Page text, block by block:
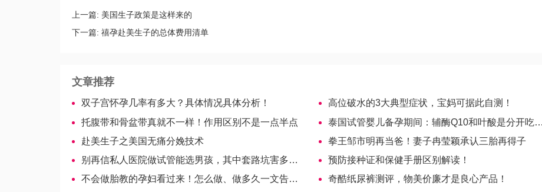
上一篇: 美国生子政策是这样来的
下一篇: 禧孕赴美生子的总体费用清单
文章推荐
双子宫怀孕几率有多大？具体情况具体分析！
高位破水的3大典型症状，宝妈可据此自测！
托腹带和骨盆带真就不一样！作用区别不是一点半点
泰国试管婴儿备孕期间：辅酶Q10和叶酸是分开吃吗？
赴美生子之美国无痛分娩技术
拳王邹市明再当爸！妻子冉莹颖承认三胎再得子
别再信私人医院做试管能选男孩，其中套路坑害多个家庭
预防接种证和保健手册区别解读！
不会做胎教的孕妇看过来！怎么做、做多久一文告诉你
奇酷纸尿裤测评，物美价廉才是良心产品！